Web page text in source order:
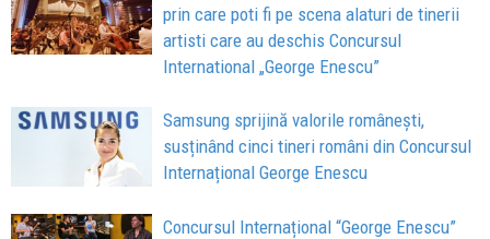
prin care poti fi pe scena alaturi de tinerii
artisti care au deschis Concursul
International „George Enescu”
Samsung sprijină valorile românești,
susținând cinci tineri români din Concursul
Internațional George Enescu
Concursul Internațional “George Enescu”